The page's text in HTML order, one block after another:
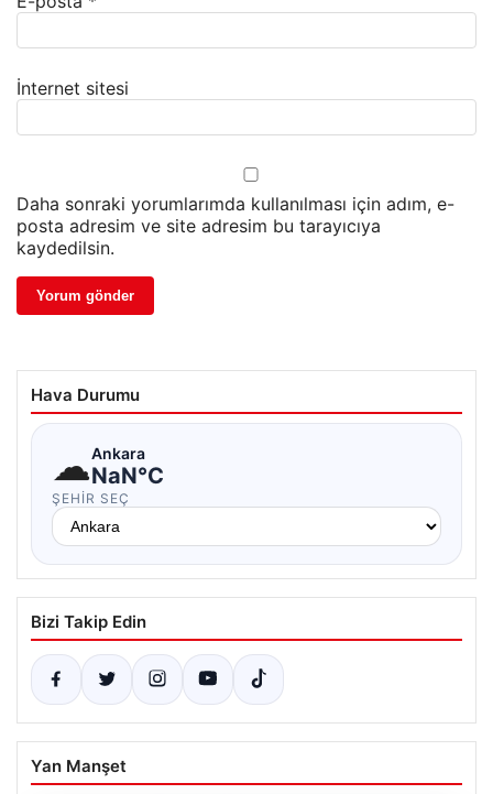
İnternet sitesi
Daha sonraki yorumlarımda kullanılması için adım, e-
posta adresim ve site adresim bu tarayıcıya
kaydedilsin.
Hava Durumu
☁Ankara
NaN°C
ŞEHIR SEÇ
Bizi Takip Edin
Yan Manşet